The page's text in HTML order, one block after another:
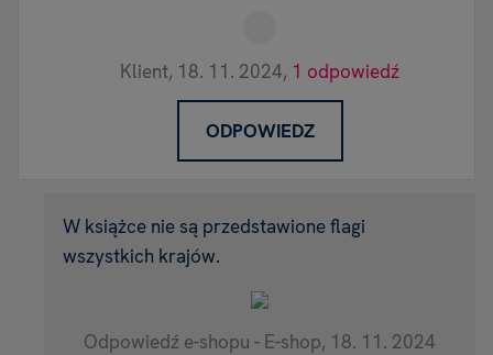
Klient, 18. 11. 2024, 1 odpowiedź
ODPOWIEDZ
W książce nie są przedstawione flagi
wszystkich krajów.
Odpowiedź e-shopu - E-shop, 18. 11. 2024